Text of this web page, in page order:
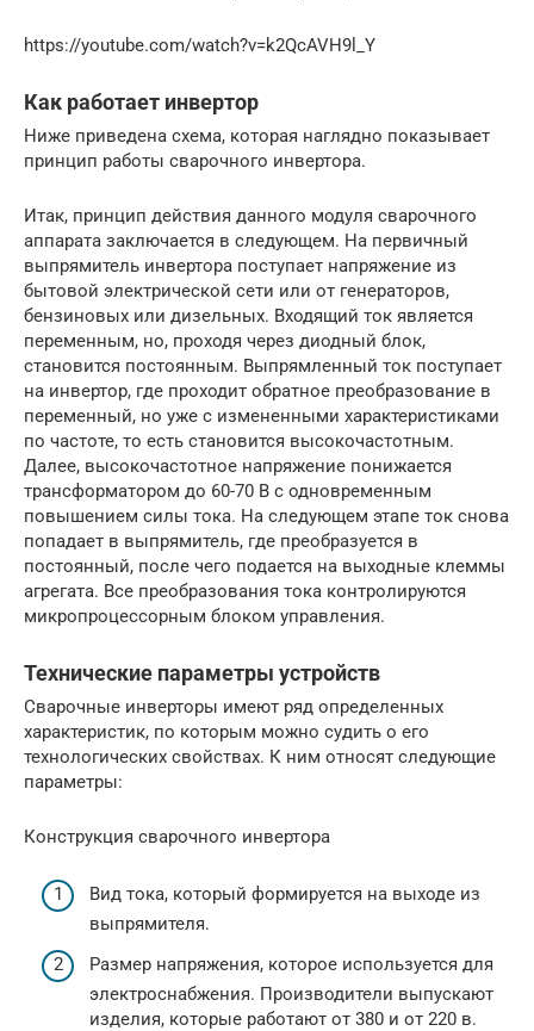
https://youtube.com/watch?v=k2QcAVH9l_Y
Как работает инвертор
Ниже приведена схема, которая наглядно показывает
принцип работы сварочного инвертора.
Итак, принцип действия данного модуля сварочного
аппарата заключается в следующем. На первичный
выпрямитель инвертора поступает напряжение из
бытовой электрической сети или от генераторов,
бензиновых или дизельных. Входящий ток является
переменным, но, проходя через диодный блок,
становится постоянным. Выпрямленный ток поступает
на инвертор, где проходит обратное преобразование в
переменный, но уже с измененными характеристиками
по частоте, то есть становится высокочастотным.
Далее, высокочастотное напряжение понижается
трансформатором до 60-70 В с одновременным
повышением силы тока. На следующем этапе ток снова
попадает в выпрямитель, где преобразуется в
постоянный, после чего подается на выходные клеммы
агрегата. Все преобразования тока контролируются
микропроцессорным блоком управления.
Технические параметры устройств
Сварочные инверторы имеют ряд определенных
характеристик, по которым можно судить о его
технологических свойствах. К ним относят следующие
параметры:
Конструкция сварочного инвертора
Вид тока, который формируется на выходе из
выпрямителя.
Размер напряжения, которое используется для
электроснабжения. Производители выпускают
изделия, которые работают от 380 и от 220 в.